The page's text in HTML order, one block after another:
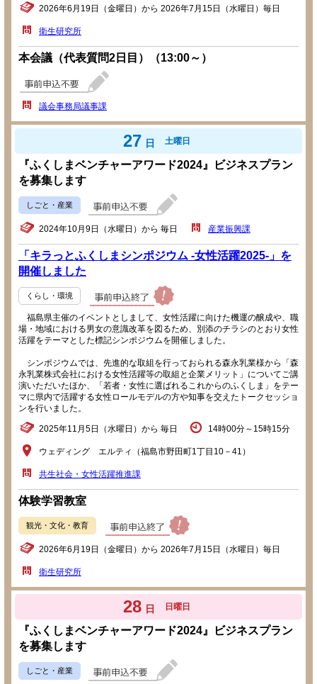
2026年6月19日（金曜日）から 2026年7月15日（水曜日）毎日
衛生研究所
本会議（代表質問2日目）（13:00～）
議会事務局議事課
27 日 土曜日
『ふくしまベンチャーアワード2024』ビジネスプラン
を募集します
しごと・産業
2024年10月9日（水曜日）から 毎日 産業振興課
「キラっとふくしまシンポジウム -女性活躍2025-」を
開催しました
くらし・環境
福島県主催のイベントとしまして、女性活躍に向けた機運の醸成や、職
場・地域における男女の意識改革を図るため、別添のチラシのとおり女性
活躍をテーマとした標記シンポジウムを開催しました。
シンポジウムでは、先進的な取組を行っておられる森永乳業様から「森
永乳業株式会社における女性活躍等の取組と企業メリット」についてご講
演いただいたほか、「若者・女性に選ばれるこれからのふくしま」をテー
マに県内で活躍する女性ロールモデルの方や知事を交えたトークセッショ
ンを行いました。
2025年11月5日（水曜日）から 毎日 14時00分～15時15分
ウェディング エルティ（福島市野田町1丁目10－41）
共生社会・女性活躍推進課
体験学習教室
観光・文化・教育
2026年6月19日（金曜日）から 2026年7月15日（水曜日）毎日
衛生研究所
28 日 日曜日
『ふくしまベンチャーアワード2024』ビジネスプラン
を募集します
しごと・産業